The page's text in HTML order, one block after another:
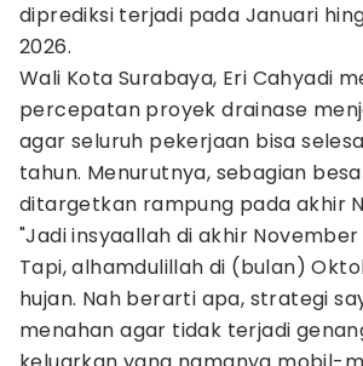
diprediksi terjadi pada Januari
2026.
Wali Kota Surabaya, Eri Cahyadi
percepatan proyek drainase
agar seluruh pekerjaan bisa
tahun. Menurutnya, sebagian
ditargetkan rampung pada akhir
"Jadi insyaallah di akhir November
Tapi, alhamdulillah di (bulan)
hujan. Nah berarti apa, strategi
menahan agar tidak terjadi